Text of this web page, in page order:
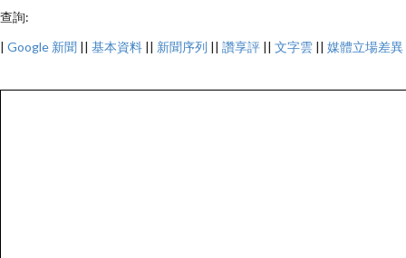
查詢:
| Google 新聞 || 基本資料 || 新聞序列 || 讚享評 || 文字雲 || 媒體立場差異